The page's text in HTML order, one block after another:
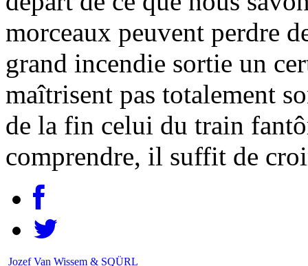
morceaux peuvent perdre
grand incendie sortie un
maîtrisent pas totalement
de la fin celui du train
comprendre, il suffit de
Jozef Van Wissem & SQÜRL